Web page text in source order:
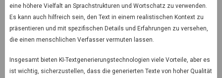
eine höhere Vielfalt an Sprachstrukturen und Wortschatz zu verwenden.
Es kann auch hilfreich sein, den Text in einem realistischen Kontext zu
präsentieren und mit spezifischen Details und Erfahrungen zu versehen,
die einen menschlichen Verfasser vermuten lassen.
Insgesamt bieten KI-Textgenerierungstechnologien viele Vorteile, aber es
ist wichtig, sicherzustellen, dass die generierten Texte von hoher Qualität